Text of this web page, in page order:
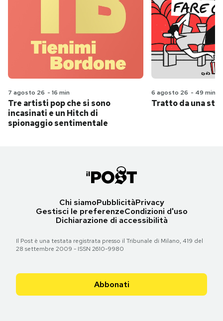
7 agosto 26 - 16 min
Tre artisti pop che si sono
incasinati e un Hitch di
spionaggio sentimentale
6 agosto 26 - 49 min
Tratto da una
Chi siamoPubblicitàPrivacy
Gestisci le preferenzeCondizioni d'uso
Dichiarazione di accessibilità
Il Post è una testata registrata presso il Tribunale di Milano, 419 del
28 settembre 2009 - ISSN 2610-9980
Abbonati